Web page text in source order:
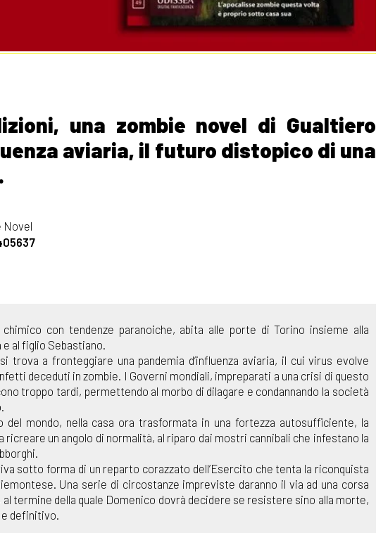
una zombie novel di Gualtiero
aviaria, il futuro distopico di una
Novel
chimico con tendenze paranoiche, abita alle porte di Torino insieme alla
al figlio Sebastiano.
trova a fronteggiare una pandemia d’influenza aviaria, il cui virus evolve
deceduti in zombie. I Governi mondiali, impreparati a una crisi di questo
troppo tardi, permettendo al morbo di dilagare e condannando la società
del mondo, nella casa ora trasformata in una fortezza autosufficiente, la
ricreare un angolo di normalità, al riparo dai mostri cannibali che infestano la
sotto forma di un reparto corazzato dell’Esercito che tenta la riconquista
Una serie di circostanze impreviste daranno il via ad una corsa
termine della quale Domenico dovrà decidere se resistere sino alla morte,
definitivo.